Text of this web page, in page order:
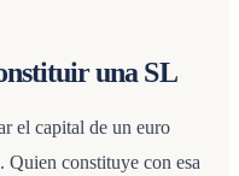
una SL
el capital de un euro
Quien constituye con esa